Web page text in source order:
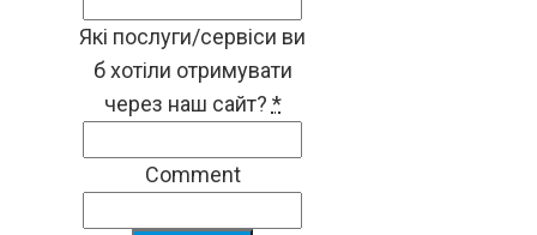
Які послуги/сервіси ви
б хотіли отримувати
через наш сайт? *
Comment